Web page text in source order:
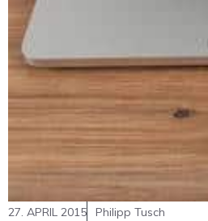
27. APRIL 2015 Philipp Tusch